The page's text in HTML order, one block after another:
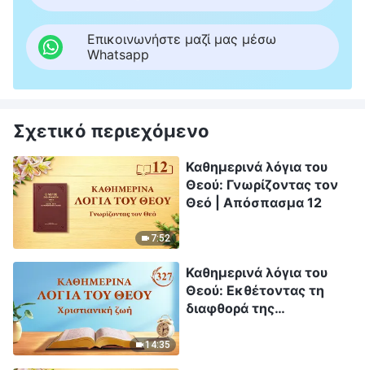
Επικοινωνήστε μαζί μας μέσω
Whatsapp
Σχετικό περιεχόμενο
7:52
Καθημερινά λόγια του
Θεού: Γνωρίζοντας τον
Θεό | Απόσπασμα 12
14:35
Καθημερινά λόγια του
Θεού: Εκθέτοντας τη
διαφθορά της